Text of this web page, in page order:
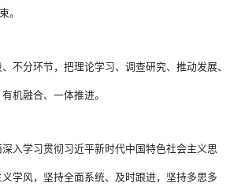
。
不分环节，把理论学习、调查研究、推动发展、
机融合、一体推进。
深入学习贯彻习近平新时代中国特色社会主义思
学风，坚持全面系统、及时跟进，坚持多思多